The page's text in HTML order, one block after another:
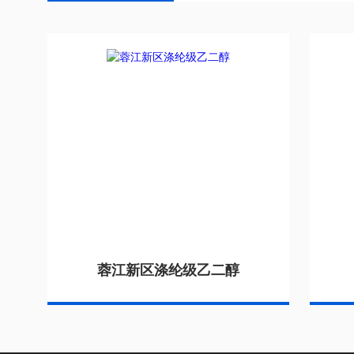
蓉江新区涤纶级乙二醇